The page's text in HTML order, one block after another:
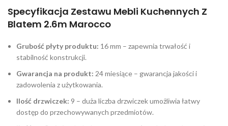
Specyfikacja Zestawu Mebli Kuchennych Z
Blatem 2.6m Marocco
Grubość płyty produktu: 16 mm – zapewnia trwałość i
stabilność konstrukcji.
Gwarancja na produkt: 24 miesiące – gwarancja jakości i
zadowolenia z użytkowania.
Ilość drzwiczek: 9 – duża liczba drzwiczek umożliwia łatwy
dostęp do przechowywanych przedmiotów.